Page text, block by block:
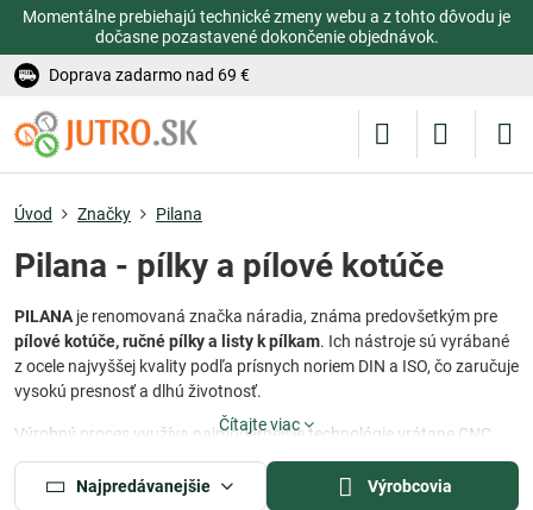
Momentálne prebiehajú technické zmeny webu a z tohto dôvodu je
dočasne pozastavené dokončenie objednávok.
Doprava zadarmo nad 69 €
Úvod Značky Pilana
Pilana - pílky a pílové kotúče
PILANA je renomovaná značka náradia, známa predovšetkým pre
pílové kotúče, ručné pílky a listy k pílkam. Ich nástroje sú vyrábané
z ocele najvyššej kvality podľa prísnych noriem DIN a ISO, čo zaručuje
vysokú presnosť a dlhú životnosť.
Výrobný proces využíva najmodernejšie technológie vrátane CNC
brúsenia, laserového rezania či automatických tepelných úprav, čo
zaručuje konzistentnú kvalitu pri každom kuse.
Čítajte viac
Najpredávanejšie Výrobcovia